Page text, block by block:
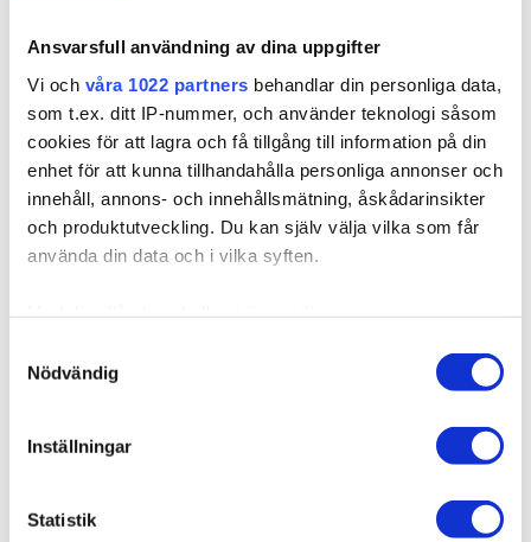
Ansvarsfull användning av dina uppgifter
Vi och våra 1022 partners behandlar din personliga data,
som t.ex. ditt IP-nummer, och använder teknologi såsom
cookies för att lagra och få tillgång till information på din
enhet för att kunna tillhandahålla personliga annonser och
innehåll, annons- och innehållsmätning, åskådarinsikter
och produktutveckling. Du kan själv välja vilka som får
använda din data och i vilka syften.
kan ha en noggrannhet på upp till flera meter
Ta reda på mer om hur dina personliga uppgifter
Du kan ändra eller dra tillbaka ditt samtycke när som
Nödvändig
Inställningar
Statistik
Titanium Mix Beige
Sandy Brown Balayage
7BN/10B
Finns i lager
Expressfrakt möjlig
LÄGG I VARUKORGEN
Kvalitet & Skötsel
Relaterade produkter